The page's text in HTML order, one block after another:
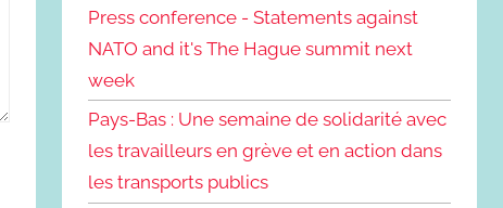
Press conference - Statements against
NATO and it's The Hague summit next
week
Pays-Bas : Une semaine de solidarité avec
les travailleurs en grève et en action dans
les transports publics